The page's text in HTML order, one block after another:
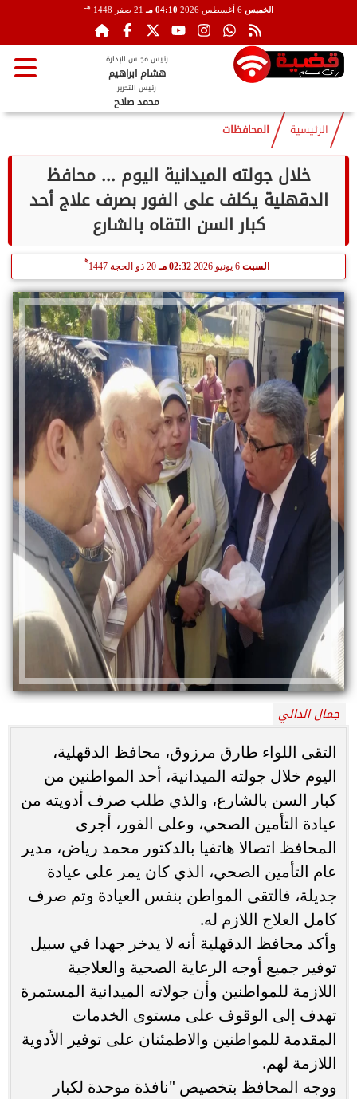
الخميس 6 أغسطس 2026 04:10 مـ 21 صفر 1448 هـ
رئيس مجلس الإدارة
هشام ابراهيم
رئيس التحرير
محمد صلاح
الرئيسية المحافظات
خلال جولته الميدانية اليوم ... محافظ
الدقهلية يكلف على الفور بصرف علاج أحد
كبار السن التقاه بالشارع
السبت 6 يونيو 2026 02:32 مـ 20 ذو الحجة 1447
هـ
جمال الدالي
التقى اللواء طارق مرزوق، محافظ الدقهلية،
اليوم خلال جولته الميدانية، أحد المواطنين من
كبار السن بالشارع، والذي طلب صرف أدويته من
عيادة التأمين الصحي، وعلى الفور، أجرى
المحافظ اتصالا هاتفيا بالدكتور محمد رياض، مدير
عام التأمين الصحي، الذي كان يمر على عيادة
جديلة، فالتقى المواطن بنفس العيادة وتم صرف
كامل العلاج اللازم له.
وأكد محافظ الدقهلية أنه لا يدخر جهدا في سبيل
توفير جميع أوجه الرعاية الصحية والعلاجية
اللازمة للمواطنين وأن جولاته الميدانية المستمرة
تهدف إلى الوقوف على مستوى الخدمات
المقدمة للمواطنين والاطمئنان على توفير الأدوية
اللازمة لهم.
ووجه المحافظ بتخصيص "نافذة موحدة لكبار